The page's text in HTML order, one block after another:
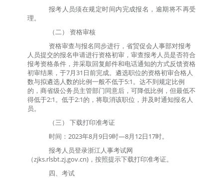
报考人员须在规定时间内完成报名，逾期将不再受
理。
（二） 资格审核
资格审查与报名同步进行， 省贸促会人事部对报考
人员提交的报名申请进行资格初审，审查报考人员是否符合
报考资格条件，并采取回复邮件和电话通知的方式反馈资格
初审结果 ，于7月31 日前完成。遴选职位的资格初审合格人
数与拟遴选人数的比例一般不低于5:1。达不到规定比例
的， 商省级公务员主管部门同意后 ，可降低比例，但最低不
得低于2:1。低于2:1的，将取消该职位 ， 并及时通知报名 人
员。
（三） 下载打印准考证
时间： 2023年8月9日9时—8月 12日17时。
报考人员登录浙江人事考试网
（zjks.rlsbt.zj.gov.cn) ，按照提示下载打印准考证。
四、考试